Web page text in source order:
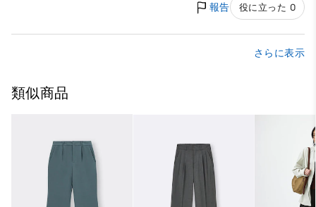
報告 役に立った 0
さらに表示
類似商品